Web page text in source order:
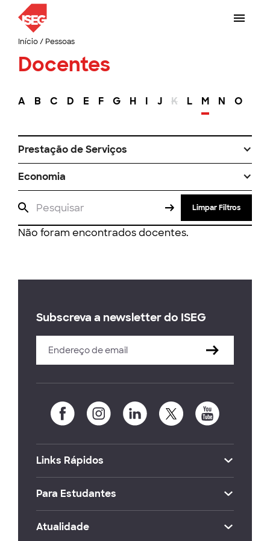
Início/ Pessoas
Docentes
A B C D E F G H I J K L M N O
Prestação de Serviços
Economia
Limpar Filtros
Não foram encontrados docentes.
Subscreva a newsletter do ISEG
Links Rápidos
Para Estudantes
Atualidade